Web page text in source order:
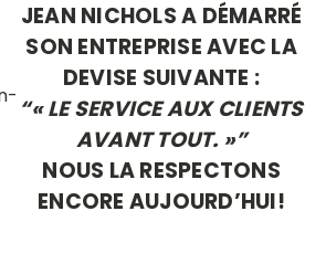
JEAN NICHOLS A DÉMARRÉ
SON ENTREPRISE AVEC LA
DEVISE SUIVANTE :
“« LE SERVICE AUX CLIENTS
AVANT TOUT. »”
NOUS LA RESPECTONS
ENCORE AUJOURD’HUI!